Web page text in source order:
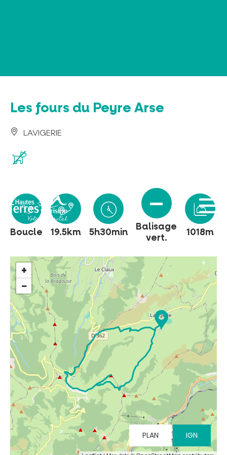
INCONTOURNABLES
PLEINE NATURE
VISITES ET SAVOIR-FAIRE
AGENDA
Les fours du Peyre Arse
LAVIGERIE
Boucle 19.5km 5h30min
Balisage
vert.
1018m
+
−
PLAN IGN